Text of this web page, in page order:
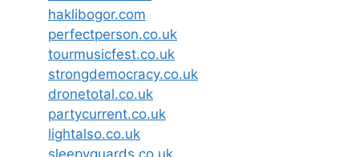
haklibogor.com
perfectperson.co.uk
tourmusicfest.co.uk
strongdemocracy.co.uk
dronetotal.co.uk
partycurrent.co.uk
lightalso.co.uk
sleepyguards.co.uk